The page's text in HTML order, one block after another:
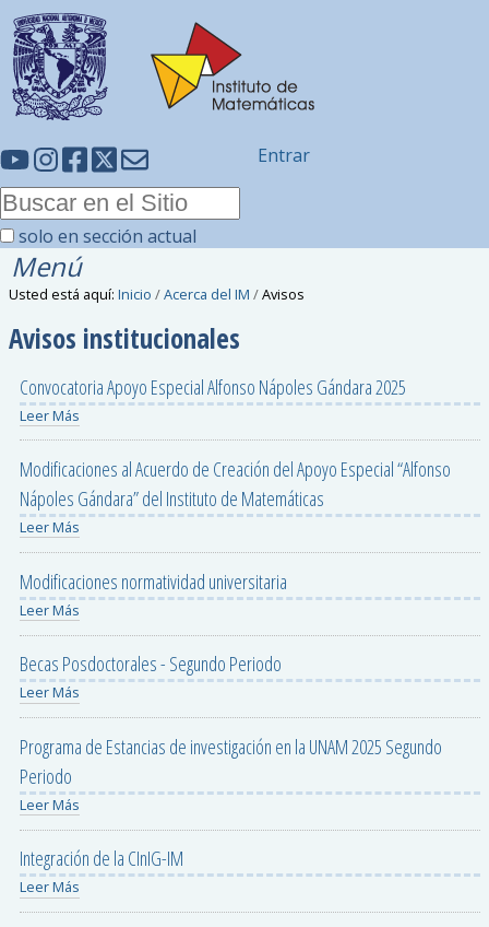
solo en sección actual
Entrar
Menú
Usted está aquí: Inicio /Acerca del IM /Avisos
Avisos institucionales
Convocatoria Apoyo Especial Alfonso Nápoles Gándara 2025
Leer Más
Modificaciones al Acuerdo de Creación del Apoyo Especial “Alfonso
Nápoles Gándara” del Instituto de Matemáticas
Leer Más
Modificaciones normatividad universitaria
Leer Más
Becas Posdoctorales - Segundo Periodo
Leer Más
Programa de Estancias de investigación en la UNAM 2025 Segundo
Periodo
Leer Más
Integración de la CInIG-IM
Leer Más